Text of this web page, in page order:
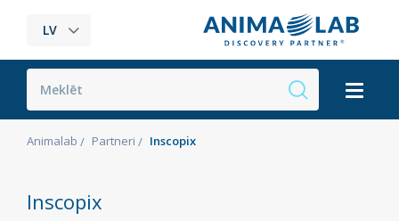
LV
Animalab Partneri Inscopix
Inscopix